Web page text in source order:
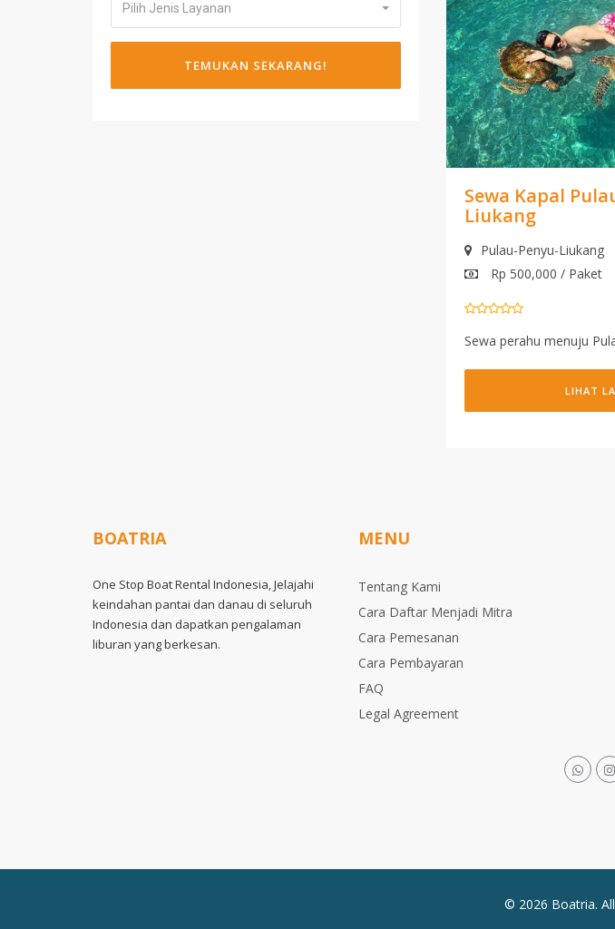
Sewa Kapal
Liukang
Pulau-Penyu-Liukang
Rp 500,000 / Paket
Sewa perahu menuju
LIHAT
Pilih Jenis Layanan
TEMUKAN SEKARANG!
BOATRIA
One Stop Boat Rental Indonesia, Jelajahi
keindahan pantai dan danau di seluruh
Indonesia dan dapatkan pengalaman
liburan yang berkesan.
MENU
Tentang Kami
Cara Daftar Menjadi Mitra
Cara Pemesanan
Cara Pembayaran
FAQ
Legal Agreement
© 2026 Boatria.